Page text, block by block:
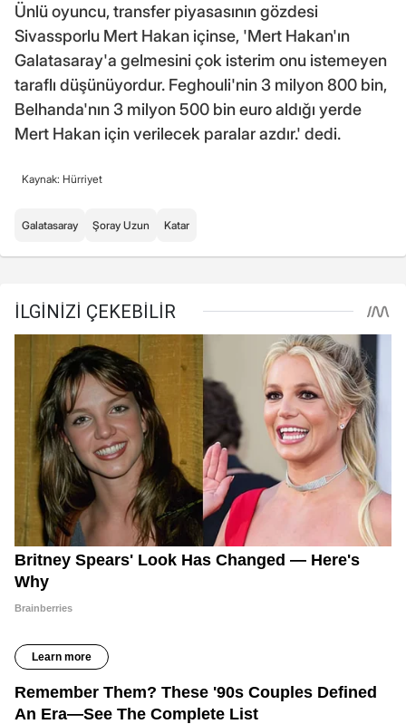
Ünlü oyuncu, transfer piyasasının gözdesi
Sivassporlu Mert Hakan içinse, 'Mert Hakan'ın
Galatasaray'a gelmesini çok isterim onu istemeyen
taraflı düşünüyordur. Feghouli'nin 3 milyon 800 bin,
Belhanda'nın 3 milyon 500 bin euro aldığı yerde
Mert Hakan için verilecek paralar azdır.' dedi.
Kaynak: Hürriyet
Galatasaray Şoray Uzun Katar